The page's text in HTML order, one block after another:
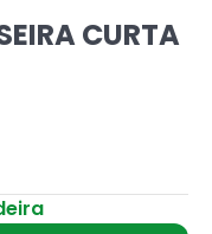
CURTA